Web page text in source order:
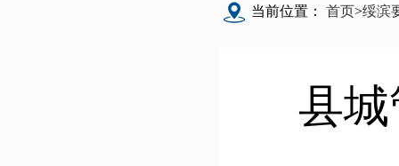
当前位置： 首页>绥滨
县